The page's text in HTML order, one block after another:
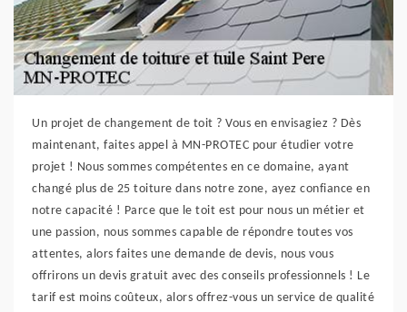
Un projet de changement de toit ? Vous en envisagiez ? Dès
maintenant, faites appel à MN-PROTEC pour étudier votre
projet ! Nous sommes compétentes en ce domaine, ayant
changé plus de 25 toiture dans notre zone, ayez confiance en
notre capacité ! Parce que le toit est pour nous un métier et
une passion, nous sommes capable de répondre toutes vos
attentes, alors faites une demande de devis, nous vous
offrirons un devis gratuit avec des conseils professionnels ! Le
tarif est moins coûteux, alors offrez-vous un service de qualité